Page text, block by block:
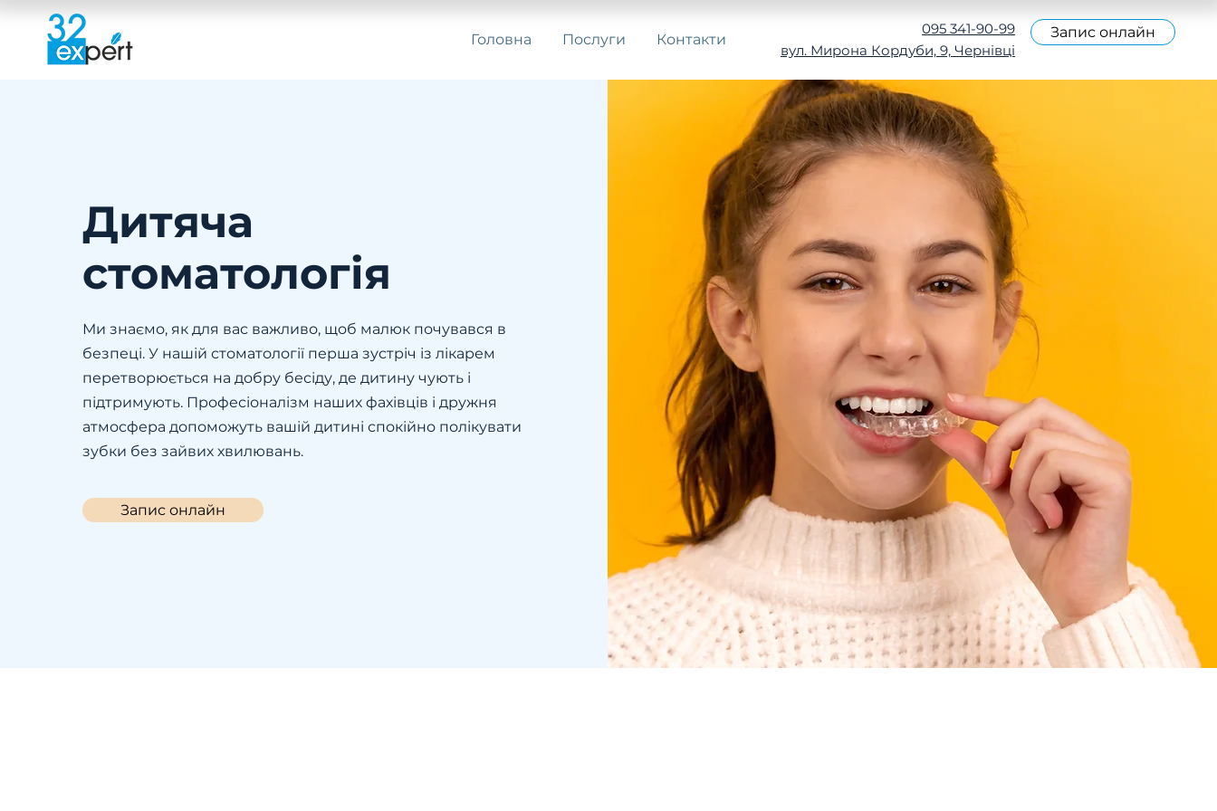
Головна Послуги Контакти
095 341-90-99
вул. Мирона Кордуби, 9, Чернівці
Запис онлайн
Дитяча
стоматологія
Ми знаємо, як для вас важливо, щоб малюк почувався в
безпеці. У нашій стоматології перша зустріч із лікарем
перетворюється на добру бесіду, де дитину чують і
підтримують. Професіоналізм наших фахівців і дружня
атмосфера допоможуть вашій дитині спокійно полікувати
зубки без зайвих хвилювань.
Запис онлайн